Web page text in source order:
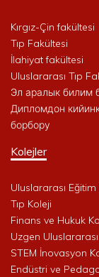
Kırgız-Çin fakültesi
Tıp Fakültesi
İlahiyat fakültesi
Uluslararası Tıp
Эл аралык билим
Дипломдон
борбору
Kolejler
Uluslararası
Tıp Koleji
Finans ve Hukuk
Uzgen
STEM İnovasyon
Endüstri ve